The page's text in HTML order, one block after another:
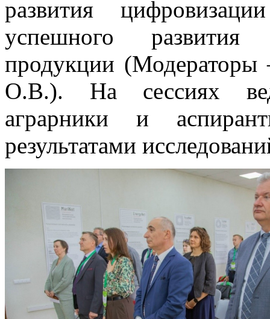
развития
успешного развития
продукции
О.В.). На сессиях
аграрники и
результатами